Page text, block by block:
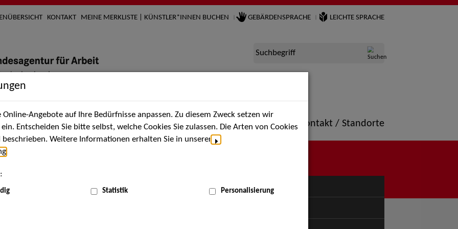
KONTAKT MEINE MERKLISTE | KÜNSTLER*INNEN BUCHEN GEBÄRDENSPRACHE LEICHTE SPRACHE
Suchbegriff
Künstler*innen Über uns Aktuelles Termine Portfolio Kontakt / Standorte
MENÜ
Angebote auf Ihre Bedürfnisse anpassen. Zu diesem Zweck setzen wir
Entscheiden Sie bitte selbst, welche Cookies Sie zulassen. Die Arten von Cookies
Weitere Informationen erhalten Sie in unserer
Statistik Personalisierung